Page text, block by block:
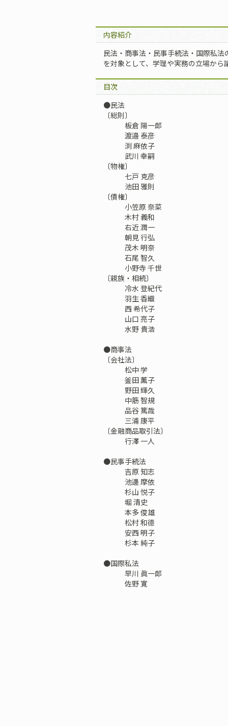
内容紹介
民法・商事法・民事手続法・国際私
を対象として、学理や実務の立場から
目次
●民法
〔総則〕
板倉 陽一郎
渡邉 泰彦
渕 麻依子
武川 幸嗣
〔物権〕
七戸 克彦
池田 雅則
〔債権〕
小笠原 奈菜
木村 義和
右近 潤一
朝見 行弘
茂木 明奈
石尾 智久
小野寺 千世
〔親族・相続〕
冷水 登紀代
羽生 香織
西 希代子
山口 亮子
水野 貴浩
●商事法
〔会社法〕
松中 学
釜田 薫子
野田 輝久
中筋 智規
品谷 篤哉
三浦 康平
〔金融商品取引法〕
行澤 一人
●民事手続法
吉原 知志
池邊 摩依
杉山 悦子
堀 清史
本多 俊雄
松村 和德
安西 明子
杉本 純子
●国際私法
早川 眞一郎
佐野 寛